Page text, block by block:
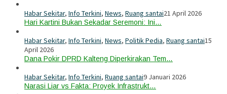
Habar Sekitar, Info Terkini, News, Ruang santai21 April 2026
Hari Kartini Bukan Sekadar Seremoni: Ini…
Habar Sekitar, Info Terkini, News, Politik Pedia, Ruang santai15
April 2026
Dana Pokir DPRD Kalteng Diperkirakan Tem…
Habar Sekitar, Info Terkini, Ruang santai9 Januari 2026
Narasi Liar vs Fakta: Proyek Infrastrukt…